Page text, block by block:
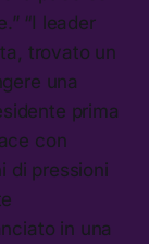
“I leader
trovato un
una
prima
con
di pressioni
in una